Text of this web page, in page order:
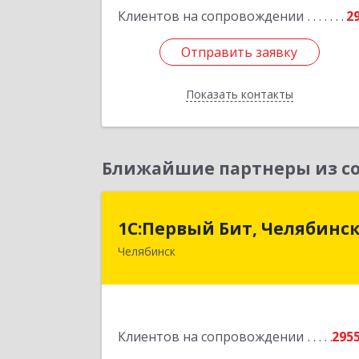
Клиентов на сопровождении
Отправить заявку
Показать контакты
Отправить заявку
Назад
Ближайшие партнеры из
1С:Первый Бит, Челябинск
Челябинск
Клиентов на сопровождении
1С:Первый Бит, Челябинск
454084, Челябинская обл, Челябинск г,